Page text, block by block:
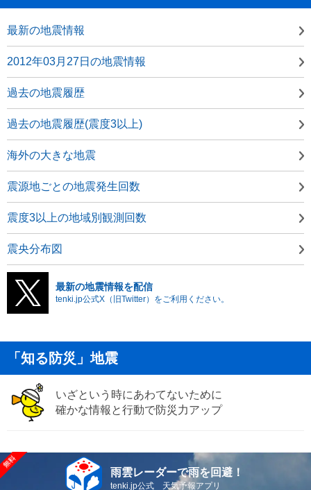
最新の地震情報
2012年03月27日の地震情報
過去の地震履歴
過去の地震履歴(震度3以上)
海外の大きな地震
震源地ごとの地震発生回数
震度3以上の地域別観測回数
震央分布図
最新の地震情報を配信
tenki.jp公式X（旧Twitter）をご利用ください。
「知る防災」地震
いざという時にあわてないために
確かな情報と行動で防災力アップ
雨雲レーダーで雨を回避！
tenki.jp公式 天気予報アプリ